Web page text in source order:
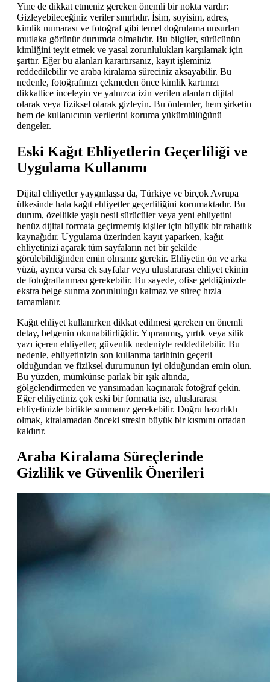
Yine de dikkat etmeniz gereken önemli bir nokta vardır:
Gizleyebileceğiniz veriler sınırlıdır. İsim, soyisim, adres,
kimlik numarası ve fotoğraf gibi temel doğrulama unsurları
mutlaka görünür durumda olmalıdır. Bu bilgiler, sürücünün
kimliğini teyit etmek ve yasal zorunlulukları karşılamak için
şarttır. Eğer bu alanları karartırsanız, kayıt işleminiz
reddedilebilir ve araba kiralama süreciniz aksayabilir. Bu
nedenle, fotoğrafınızı çekmeden önce kimlik kartınızı
dikkatlice inceleyin ve yalnızca izin verilen alanları dijital
olarak veya fiziksel olarak gizleyin. Bu önlemler, hem şirketin
hem de kullanıcının verilerini koruma yükümlülüğünü
dengeler.
Eski Kağıt Ehliyetlerin Geçerliliği ve
Uygulama Kullanımı
Dijital ehliyetler yaygınlaşsa da, Türkiye ve birçok Avrupa
ülkesinde hala kağıt ehliyetler geçerliliğini korumaktadır. Bu
durum, özellikle yaşlı nesil sürücüler veya yeni ehliyetini
henüz dijital formata geçirmemiş kişiler için büyük bir rahatlık
kaynağıdır. Uygulama üzerinden kayıt yaparken, kağıt
ehliyetinizi açarak tüm sayfaların net bir şekilde
görülebildiğinden emin olmanız gerekir. Ehliyetin ön ve arka
yüzü, ayrıca varsa ek sayfalar veya uluslararası ehliyet ekinin
de fotoğraflanması gerekebilir. Bu sayede, ofise geldiğinizde
ekstra belge sunma zorunluluğu kalmaz ve süreç hızla
tamamlanır.
Kağıt ehliyet kullanırken dikkat edilmesi gereken en önemli
detay, belgenin okunabilirliğidir. Yıpranmış, yırtık veya silik
yazı içeren ehliyetler, güvenlik nedeniyle reddedilebilir. Bu
nedenle, ehliyetinizin son kullanma tarihinin geçerli
olduğundan ve fiziksel durumunun iyi olduğundan emin olun.
Bu yüzden, mümkünse parlak bir ışık altında,
gölgelendirmeden ve yansımadan kaçınarak fotoğraf çekin.
Eğer ehliyetiniz çok eski bir formatta ise, uluslararası
ehliyetinizle birlikte sunmanız gerekebilir. Doğru hazırlıklı
olmak, kiralamadan önceki stresin büyük bir kısmını ortadan
kaldırır.
Araba Kiralama Süreçlerinde
Gizlilik ve Güvenlik Önerileri